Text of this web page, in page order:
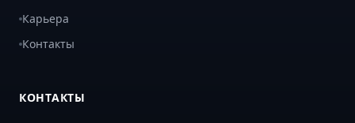
Карьера
Контакты
КОНТАКТЫ